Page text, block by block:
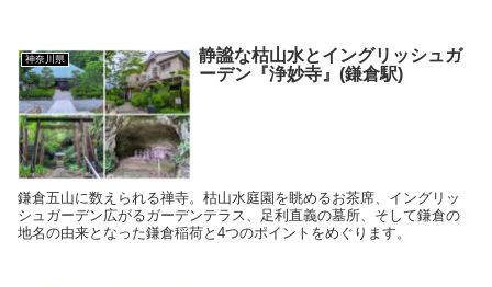
神奈川県
静謐な枯山水とイングリッシュガ
ーデン『浄妙寺』(鎌倉駅)
鎌倉五山に数えられる禅寺。枯山水庭園を眺めるお茶席、イングリッ
シュガーデン広がるガーデンテラス、足利直義の墓所、そして鎌倉の
地名の由来となった鎌倉稲荷と4つのポイントをめぐります。